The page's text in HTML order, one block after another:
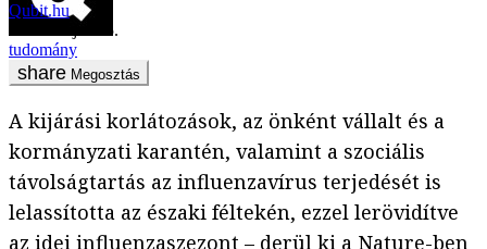
Qubit.hu
2020. május 25.
tudomány
Megosztás
A kijárási korlátozások, az önként vállalt és a
kormányzati karantén, valamint a szociális
távolságtartás az influenzavírus terjedését is
lelassította az északi féltekén, ezzel lerövidítve
az idei influenzaszezont – derül ki a Nature-ben